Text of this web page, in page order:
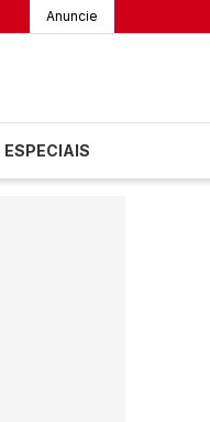
Anuncie
ESPECIAIS